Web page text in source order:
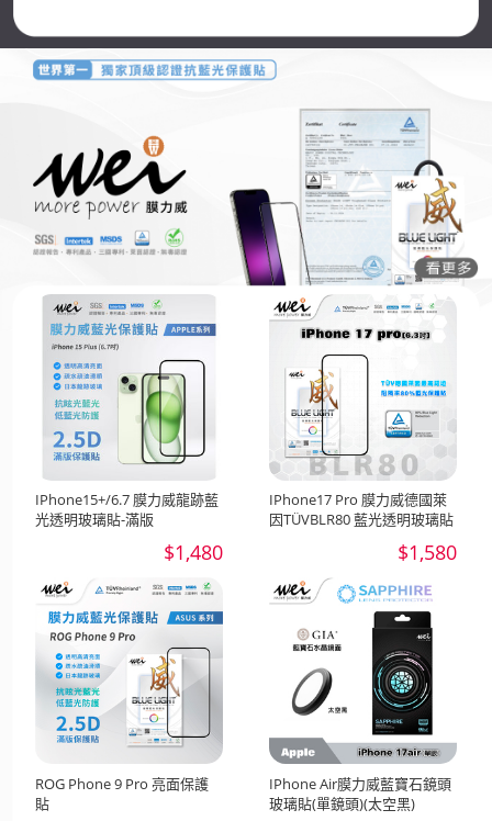
IPhone15+/6.7 膜力威龍跡藍
光透明玻璃貼-滿版
$1,480
IPhone17 Pro 膜力威德國萊
因TÜVBLR80 藍光透明玻璃貼
$1,580
ROG Phone 9 Pro 亮面保護
貼
IPhone Air膜力威藍寶石鏡頭
玻璃貼(單鏡頭)(太空黑)